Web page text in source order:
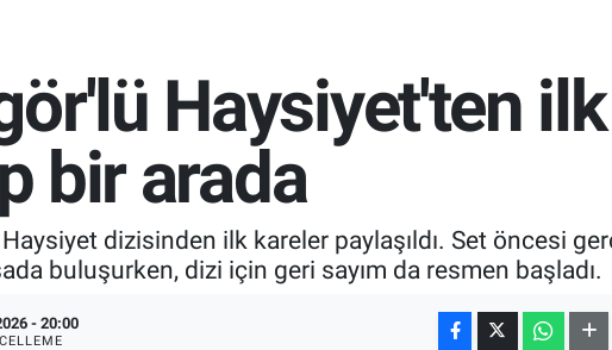
Haysiyet'ten
bir arada
Haysiyet dizisinden ilk kareler paylaşıldı. Set öncesi
buluşurken, dizi için geri sayım da resmen başladı.
- 20:00